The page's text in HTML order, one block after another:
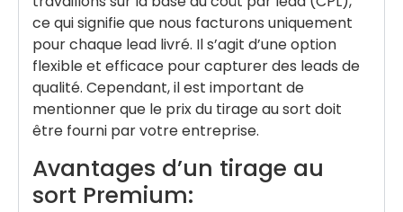
ce qui signifie que nous facturons uniquement
pour chaque lead livré. Il s’agit d’une option
flexible et efficace pour capturer des leads de
qualité. Cependant, il est important de
mentionner que le prix du tirage au sort doit
être fourni par votre entreprise.
Avantages d’un tirage au
sort Premium: